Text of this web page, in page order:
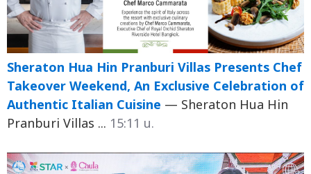
Sheraton Hua Hin Pranburi Villas Presents Chef
Takeover Weekend, An Exclusive Celebration of
Authentic Italian Cuisine — Sheraton Hua Hin
Pranburi Villas ... 15:11 น.